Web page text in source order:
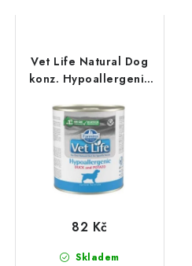
Vet Life Natural Dog
konz. Hypoallergenic
Skladem
82 Kč